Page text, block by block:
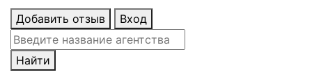
Добавить отзыв Вход
Найти